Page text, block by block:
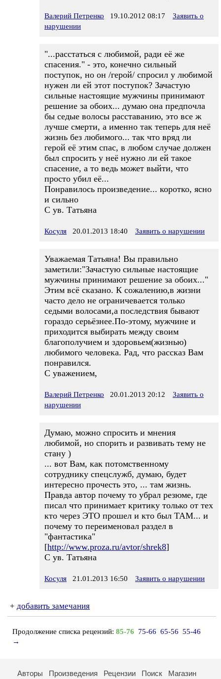
Валерий Петренко 19.10.2012 08:17
Заявить о
нарушении
"...расстаться с любимой, ради её же
спасения." - это, конечно сильный
поступок, но он /герой/ спросил у любимой
нужен ли ей этот поступок? Зачастую
сильные настоящие мужчины принимают
решение за обоих... думаю она предпочла
бы седые волосы расставанию, это все ж
лучше смерти, а именно так теперь для неё
жизнь без любимого... так что вряд ли
герой её этим спас, в любом случае должен
был спросить у неё нужно ли ей такое
спасение, а то ведь может выйти, что
просто убил её...
Понравилось произведение... коротко, ясно
и сильно
С ув. Татьяна
Косуля 20.01.2013 18:40 Заявить о нарушении
Уважаемая Татьяна! Вы правильно
заметили:"Зачастую сильные настоящие
мужчины принимают решение за обоих..."
Этим всё сказано. К сожалению,в жизни
часто дело не ограничевается только
седыми волосами,а последствия бывают
гораздо серьёзнее.По-этому, мужчине и
приходится выбирать между своим
благополучием и здоровьем(жизнью)
любимого человека. Рад, что рассказ Вам
понравился.
С уважением,
Валерий Петренко 20.01.2013 20:12
Заявить о
нарушении
Думаю, можно спросить и мнения
любимой, но спорить и развивать тему не
стану )
... вот Вам, как потомственному
сотруднику спецслужб, думаю, будет
интересно прочесть это, ... там жизнь.
Правда автор почему то убрал резюме, где
писал что принимает критику только от тех
кто через ЭТО прошел и кто был ТАМ... и
почему то переименовал раздел в
"фантастика"
[http://www.proza.ru/avtor/shrek8]
С ув. Татьяна
Косуля 21.01.2013 16:50 Заявить о нарушении
+ добавить замечания
Продолжение списка рецензий: 85-76 75-66 65-56 55-46
→
Авторы Произведения Рецензии Поиск Магазин